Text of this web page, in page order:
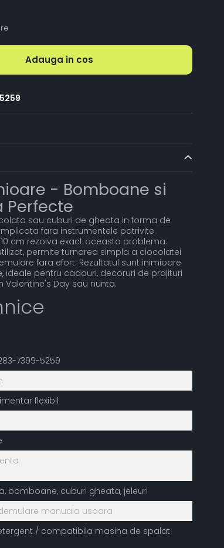
Adauga in cos
- Bomboane si
Perfecte
sau cuburi de gheata in forma de
fara instrumentele potrivite.
cm rezolva exact aceasta problema:
permite turnarea simpla a ciocolatei
fara efort. Rezultatul sunt inimioare
ideale pentru cadouri, decoruri de prajituri
Day sau nunta.
7399-5259
flexibil
bomboane, cuburi gheata, jeleuri
manuala usoara
/ compatibila masina de spalat